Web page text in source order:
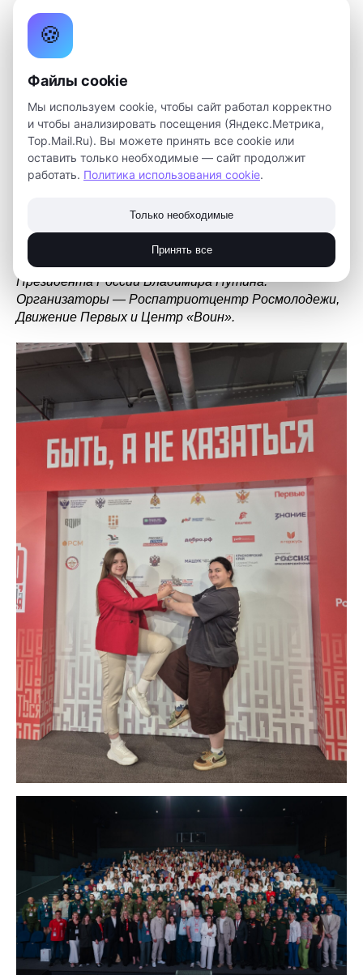
финале конкурса. Он пройдет в Туле в октябре 2026
года.
увидеть их в финале!
Конкурс «Быть, а не казаться» включен в перечень
значимых конкурсов для педагогов Минпросвещения
России и является частью президентского
нацпроекта «Молодежь и дети». Проект,
наставничества, поддержку лучших практик
кадрового резерва специалистов в этой сфере,
реализуется в третий раз по поручению
Президента России Владимира Путина.
Организаторы — Роспатриотцентр Росмолодежи,
Движение Первых и Центр «Воин».
🍪
Файлы cookie
Мы используем cookie, чтобы сайт работал корректно
и чтобы анализировать посещения (Яндекс.Метрика,
Top.Mail.Ru). Вы можете принять все cookie или
оставить только необходимые — сайт продолжит
работать. Политика использования cookie.
Только необходимые
Принять все